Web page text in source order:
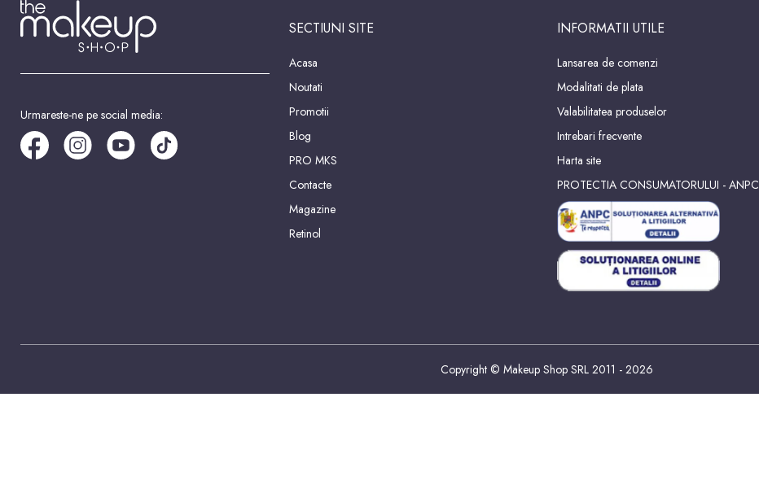
Urmareste-ne pe social media:
SECTIUNI SITE
Acasa
Noutati
Promotii
Blog
PRO MKS
Contacte
Magazine
Retinol
INFORMATII UTILE
Lansarea de comenzi
Modalitati de plata
Valabilitatea produselor
Intrebari frecvente
Harta site
PROTECTIA CONSUMATORULUI - ANPC
Copyright © Makeup Shop SRL 2011 - 2026